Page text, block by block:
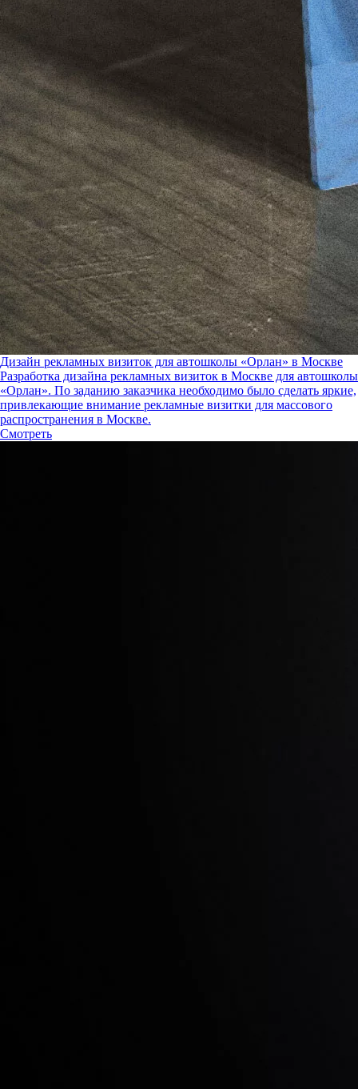
Дизайн рекламных визиток для автошколы «Орлан» в Москве
Разработка дизайна рекламных визиток в Москве для автошколы
«Орлан». По заданию заказчика необходимо было сделать яркие,
привлекающие внимание рекламные визитки для массового
распространения в Москве.
Смотреть